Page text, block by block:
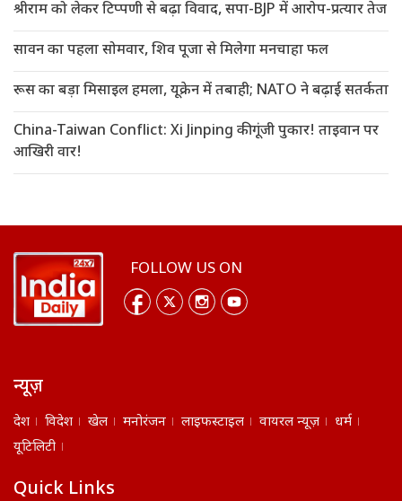
श्रीराम को लेकर टिप्पणी से बढ़ा विवाद, सपा-BJP में आरोप-प्रत्यार तेज
सावन का पहला सोमवार, शिव पूजा से मिलेगा मनचाहा फल
रूस का बड़ा मिसाइल हमला, यूक्रेन में तबाही; NATO ने बढ़ाई सतर्कता
China-Taiwan Conflict: Xi Jinping की गूंजी पुकार! ताइवान पर
आखिरी वार!
FOLLOW US ON
न्यूज़
देश विदेश खेल मनोरंजन लाइफस्टाइल वायरल न्यूज़
धर्म
यूटिलिटी
Quick Links